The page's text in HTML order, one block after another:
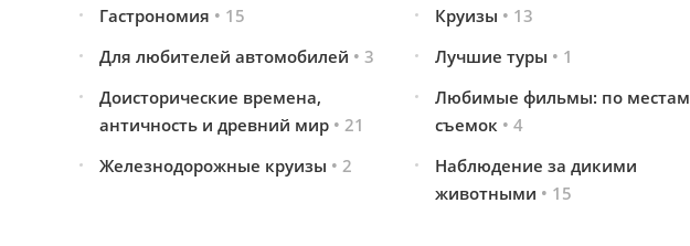
Гастрономия • 15
Для любителей автомобилей • 3
Доисторические времена,
античность и древний мир • 21
Железнодорожные круизы • 2
Круизы • 13
Лучшие туры • 1
Любимые фильмы: по местам
съемок • 4
Наблюдение за дикими
животными • 15